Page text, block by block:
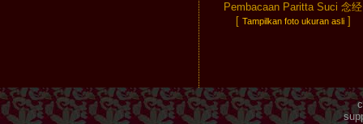
Pembacaan Paritta Suci 念经
[ Tampilkan foto ukuran asli ]